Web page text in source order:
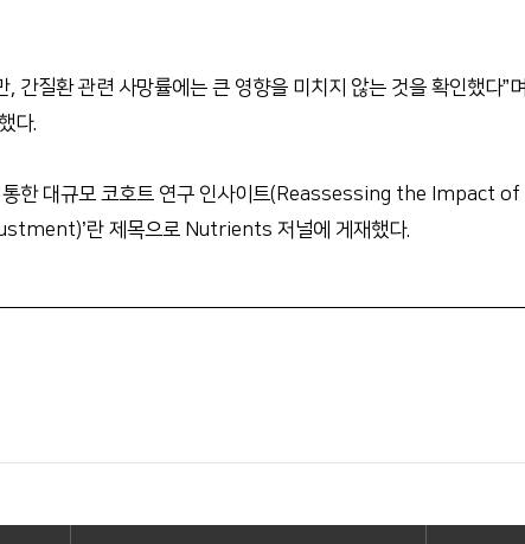
간질환 관련 사망률에는 큰 영향을 미치지 않는 것을 확인했다”
다.
통한 대규모 코호트 연구 인사이트(Reassessing the
란 제목으로 Nutrients 저널에 게재했다.